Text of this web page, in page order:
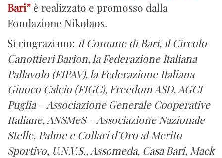
Bari” è realizzato e promosso dalla
Fondazione Nikolaos.
Si ringraziano: il Comune di Bari, il Circolo
Canottieri Barion, la Federazione Italiana
Pallavolo (FIPAV), la Federazione Italiana
Giuoco Calcio (FIGC), Freedom ASD, AGCI
Puglia – Associazione Generale Cooperative
Italiane, ANSMeS – Associazione Nazionale
Stelle, Palme e Collari d’Oro al Merito
Sportivo, U.N.V.S., Assomeda, Casa Bari, Mack